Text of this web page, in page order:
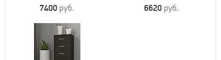
7400 руб. 6620 руб.